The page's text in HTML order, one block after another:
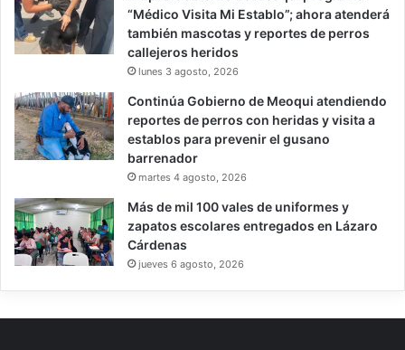
“Médico Visita Mi Establo”; ahora atenderá
también mascotas y reportes de perros
callejeros heridos
lunes 3 agosto, 2026
Continúa Gobierno de Meoqui atendiendo
reportes de perros con heridas y visita a
establos para prevenir el gusano
barrenador
martes 4 agosto, 2026
Más de mil 100 vales de uniformes y
zapatos escolares entregados en Lázaro
Cárdenas
jueves 6 agosto, 2026